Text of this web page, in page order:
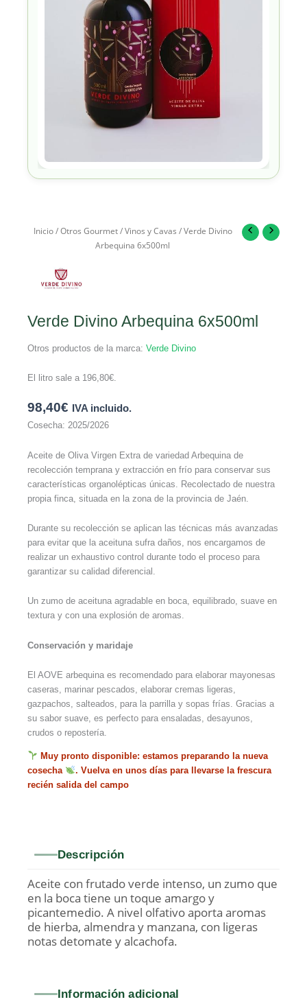
Inicio/Otros Gourmet/Vinos y Cavas / Verde Divino
Arbequina 6x500ml
Verde Divino Arbequina 6x500ml
Otros productos de la marca: Verde Divino
El litro sale a 196,80€.
98,40€ IVA incluido.
Cosecha: 2025/2026
Aceite de Oliva Virgen Extra de variedad Arbequina de
recolección temprana y extracción en frío para conservar sus
características organolépticas únicas. Recolectado de nuestra
propia finca, situada en la zona de la provincia de Jaén.
Durante su recolección se aplican las técnicas más avanzadas
para evitar que la aceituna sufra daños, nos encargamos de
realizar un exhaustivo control durante todo el proceso para
garantizar su calidad diferencial.
Un zumo de aceituna agradable en boca, equilibrado, suave en
textura y con una explosión de aromas.
Conservación y maridaje
El AOVE arbequina es recomendado para elaborar mayonesas
caseras, marinar pescados, elaborar cremas ligeras,
gazpachos, salteados, para la parrilla y sopas frías. Gracias a
su sabor suave, es perfecto para ensaladas, desayunos,
crudos o repostería.
Muy pronto disponible: estamos preparando la nueva
cosecha
. Vuelva en unos días para llevarse la frescura
recién salida del campo
Descripción
Aceite con frutado verde intenso, un zumo que
en la boca tiene un toque amargo y
picantemedio. A nivel olfativo aporta aromas
de hierba, almendra y manzana, con ligeras
notas detomate y alcachofa.
Información adicional